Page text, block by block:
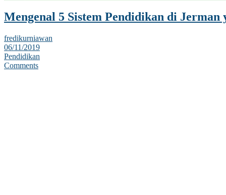
Mengenal 5 Sistem Pendidikan di Jerman
fredikurniawan
06/11/2019
Pendidikan
Comments